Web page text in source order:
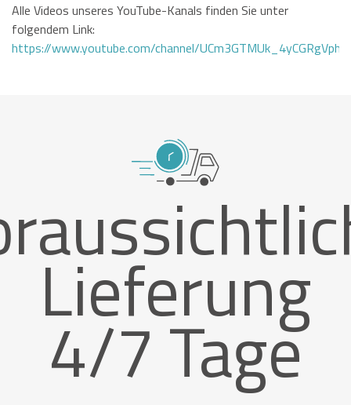
Alle Videos unseres YouTube-Kanals finden Sie unter
folgendem Link:
https://www.youtube.com/channel/
Lieferung
4/7 Tage